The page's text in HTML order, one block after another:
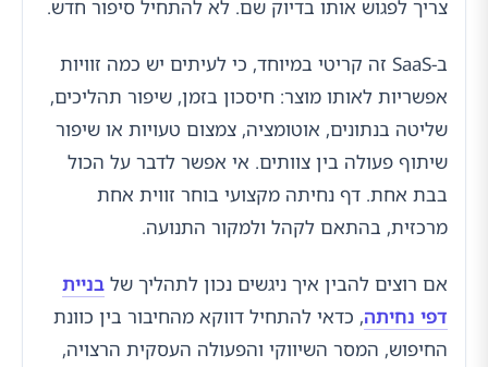
צריך לפגוש אותו בדיוק שם. לא להתחיל סיפור חדש.
ב-SaaS זה קריטי במיוחד, כי לעיתים יש כמה זוויות
אפשריות לאותו מוצר: חיסכון בזמן, שיפור תהליכים,
שליטה בנתונים, אוטומציה, צמצום טעויות או שיפור
שיתוף פעולה בין צוותים. אי אפשר לדבר על הכול
בבת אחת. דף נחיתה מקצועי בוחר זווית אחת
מרכזית, בהתאם לקהל ולמקור התנועה.
אם רוצים להבין איך ניגשים נכון לתהליך של בניית
דפי נחיתה, כדאי להתחיל דווקא מהחיבור בין כוונת
החיפוש, המסר השיווקי והפעולה העסקית הרצויה,